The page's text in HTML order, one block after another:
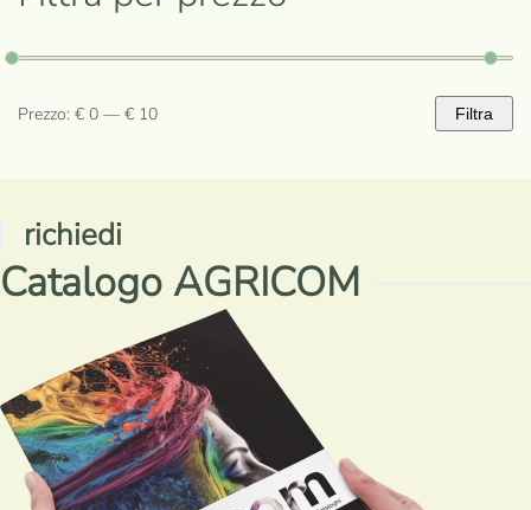
prodotto
Prezzo
Prezzo
Filtra
Prezzo: € 0 — € 10
richiedi
Catalogo AGRICOM